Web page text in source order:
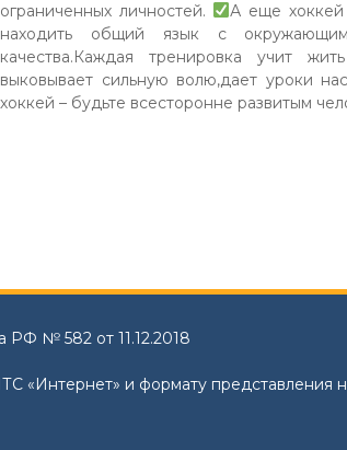
ограниченных личностей.
А еще хоккей
находить общий язык с
качества.Каждая тренировка учит
выковывает сильную волю,дает уроки
хоккей – будьте всесторонне развитым
РФ № 582 от 11.12.2018
«Интернет» и формату представления